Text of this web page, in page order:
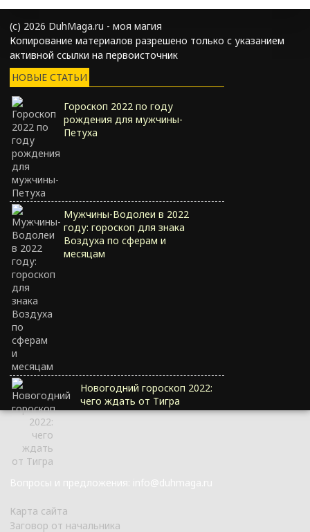
(с) 2026 DuhMaga.ru - моя магия
Копирование материалов разрешено только с указанием
активной ссылки на первоисточник
НОВЫЕ СТАТЬИ
Гороскоп 2022 по году
рождения для мужчины-
Петуха
Мужчины-Водолеи в 2022
году: гороскоп для знака
Воздуха по сферам и
месяцам
Новогодний гороскоп 2022:
чего ждать от Тигра
Вопросы и предложения: info@duhmaga.ru
Карта сайта
Заговор от начальника